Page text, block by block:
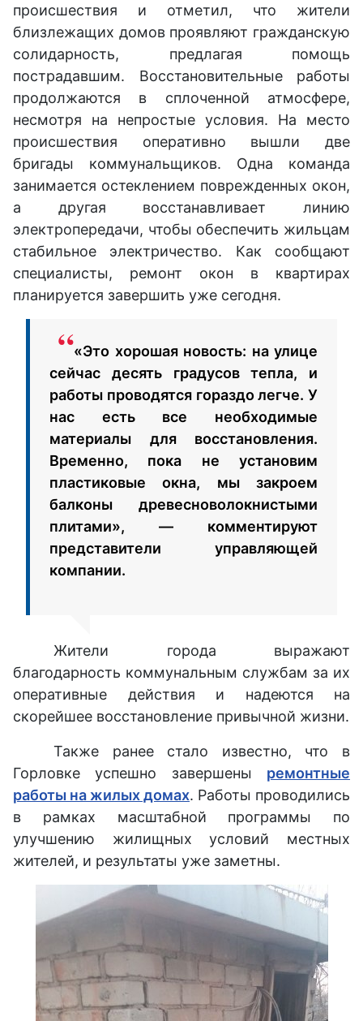
происшествия и отметил, что жители
близлежащих домов проявляют гражданскую
солидарность, предлагая помощь
пострадавшим. Восстановительные работы
продолжаются в сплоченной атмосфере,
несмотря на непростые условия. На место
происшествия оперативно вышли две
бригады коммунальщиков. Одна команда
занимается остеклением поврежденных окон,
а другая восстанавливает линию
электропередачи, чтобы обеспечить жильцам
стабильное электричество. Как сообщают
специалисты, ремонт окон в квартирах
планируется завершить уже сегодня.
«Это хорошая новость: на улице
сейчас десять градусов тепла, и
работы проводятся гораздо легче. У
нас есть все необходимые
материалы для восстановления.
Временно, пока не установим
пластиковые окна, мы закроем
балконы древесноволокнистыми
плитами», — комментируют
представители управляющей
компании.
Жители города выражают
благодарность коммунальным службам за их
оперативные действия и надеются на
скорейшее восстановление привычной жизни.
Также ранее стало известно, что в
Горловке успешно завершены ремонтные
работы на жилых домах. Работы проводились
в рамках масштабной программы по
улучшению жилищных условий местных
жителей, и результаты уже заметны.